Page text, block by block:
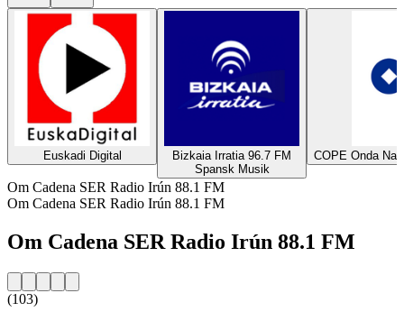
Euskadi Digital
Bizkaia Irratia 96.7 FM
Spansk Musik
COPE Onda
Om Cadena SER Radio Irún 88.1 FM
Om Cadena SER Radio Irún 88.1 FM
Om Cadena SER Radio Irún 88.1 FM
(103)